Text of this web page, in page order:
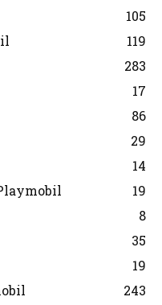
105
119
283
17
86
29
14
19
8
35
19
243